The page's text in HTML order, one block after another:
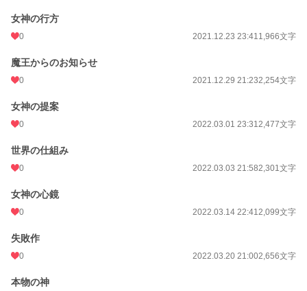
女神の行方
0 2021.12.23 23:411,966文字
魔王からのお知らせ
0 2021.12.29 21:232,254文字
女神の提案
0 2022.03.01 23:312,477文字
世界の仕組み
0 2022.03.03 21:582,301文字
女神の心鏡
0 2022.03.14 22:412,099文字
失敗作
0 2022.03.20 21:002,656文字
本物の神